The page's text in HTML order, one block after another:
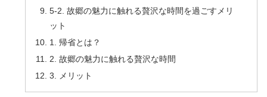
5-2. 故郷の魅力に触れる贅沢な時間を過ごすメリ
ット
1. 帰省とは？
2. 故郷の魅力に触れる贅沢な時間
3. メリット